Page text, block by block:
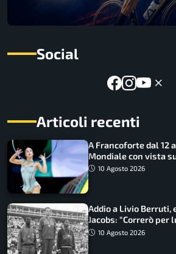
Social
Articoli recenti
A Francoforte dal 12
Mondiale con vista
10 Agosto 2026
Addio a Livio Berruti,
Jacobs: “Correrò per
10 Agosto 2026